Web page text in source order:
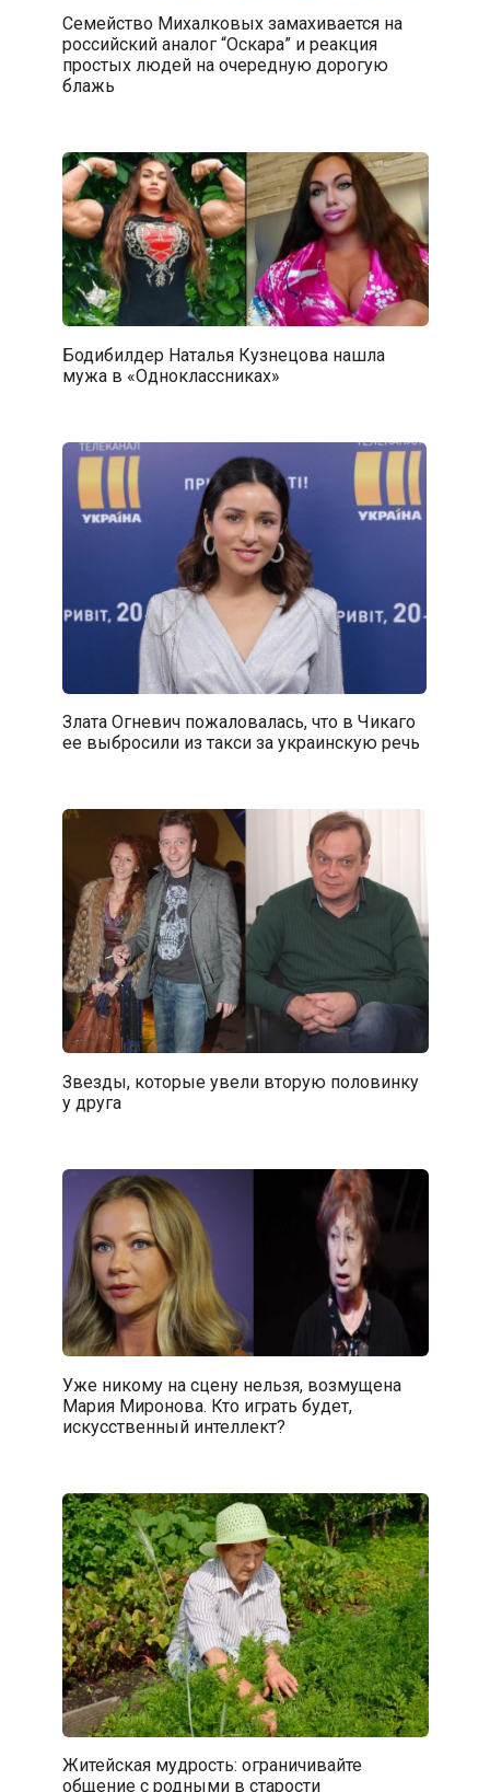
Семейство Михалковых замахивается на
российский аналог “Оскара” и реакция
простых людей на очередную дорогую
блажь
Бодибилдер Наталья Кузнецова нашла
мужа в «Одноклассниках»
Злата Огневич пожаловалась, что в Чикаго
ее выбросили из такси за украинскую речь
Звезды, которые увели вторую половинку
у друга
Уже никому на сцену нельзя, возмущена
Мария Миронова. Кто играть будет,
искусственный интеллект?
Житейская мудрость: ограничивайте
общение с родными в старости